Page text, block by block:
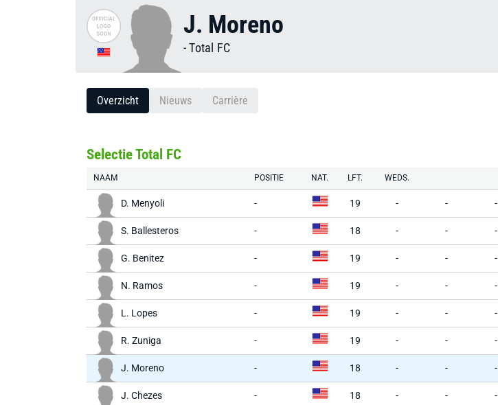
J. Moreno
-Total FC
Overzicht Nieuws Carrière
Selectie Total FC
NAAM POSITIE NAT. LFT. WEDS.
D. Menyoli - 19 - - -
S. Ballesteros - 18 - - -
G. Benitez - 19 - - -
N. Ramos - 19 - - -
L. Lopes - 19 - - -
R. Zuniga - 19 - - -
J. Moreno - 18 - - -
J. Chezes - 18 - - -